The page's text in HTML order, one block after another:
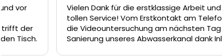
Vielen Dank für die erstklassige Arbeit und den
tollen Service! Vom Erstkontakt am Telefon, über
die Videountersuchung am nächsten Tag und die
Sanierung unseres Abwasserkanal dank Inliner-
Technik am Tag darauf hätte es nicht besser